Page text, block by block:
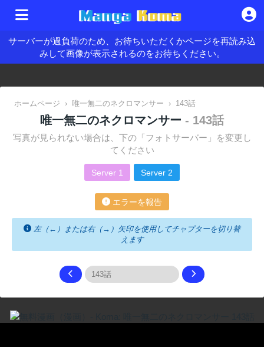
サーバーが過負荷のため、お待ちいただくかページを再読み込
みして画像が表示されるのをお待ちください。
ホームページ › 唯一無二のネクロマンサー › 143話
唯一無二のネクロマンサー - 143話
写真が見られない場合は、下の「フォトサーバー」を変更し
てください
Server 1 Server 2
エラーを報告
左（←）または右（→）矢印を使用してチャプターを切り替
えます